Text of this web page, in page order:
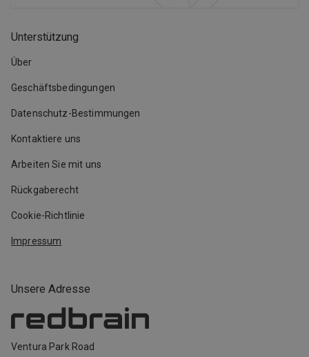
Unsere Adresse
Ventura Park Road
Unterstützung
Über
Geschäftsbedingungen
Datenschutz-Bestimmungen
Kontaktiere uns
Arbeiten Sie mit uns
Rückgaberecht
Cookie-Richtlinie
Impressum